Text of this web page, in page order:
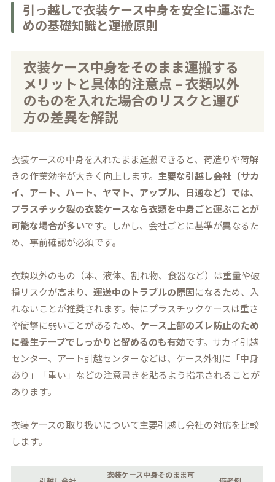
引っ越しで衣装ケース中身を安全に運ぶた
めの基礎知識と運搬原則
衣装ケース中身をそのまま運搬する
メリットと具体的注意点 – 衣類以外
のものを入れた場合のリスクと運び
方の差異を解説
衣装ケースの中身を入れたまま運搬できると、荷造りや荷解
きの作業効率が大きく向上します。 主要な引越し会社（サカ
イ、アート、ハート、ヤマト、アップル、日通など）では、
プラスチック製の衣装ケースなら衣類を中身ごと運ぶことが
可能な場合が多いです。しかし、会社ごとに基準が異なるた
め、事前確認が必須です。
衣類以外のもの（本、液体、割れ物、食器など）は重量や破
損リスクが高まり、運送中のトラブルの原因になるため、入
れないことが推奨されます。特にプラスチックケースは重さ
や衝撃に弱いことがあるため、ケース上部のズレ防止のため
に養生テープでしっかりと留めるのも有効です。サカイ引越
センター、アート引越センターなどは、ケース外側に「中身
あり」「重い」などの注意書きを貼るよう指示されることが
あります。
衣装ケースの取り扱いについて主要引越し会社の対応を比較
します。
衣装ケース中身そのまま可